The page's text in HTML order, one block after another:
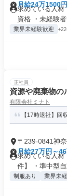
月給24万1500
求めている人
資格 ・未経験者
業界未経験歓迎
正社員
資源や廃棄物の
有限会社ミナト
【17時退社】
〒239-0841神
月給27万円～
求めている人材
件】 ・準中型自
制服あり 業界未